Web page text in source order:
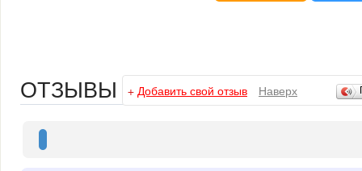
ОТЗЫВЫ + Добавить свой отзыв Наверх